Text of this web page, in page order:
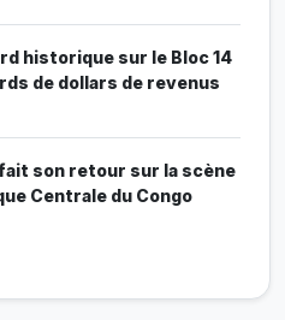
historique sur le Bloc 14
de dollars de revenus
son retour sur la scène
Centrale du Congo